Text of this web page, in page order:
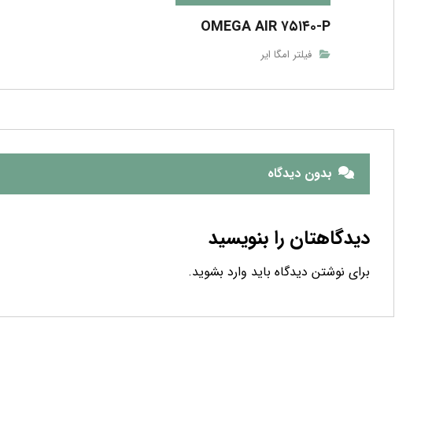
OMEGA AIR ۷۵۱۴۰-P
فیلتر امگا ایر
بدون دیدگاه
دیدگاهتان را بنویسید
برای نوشتن دیدگاه باید وارد بشوید.